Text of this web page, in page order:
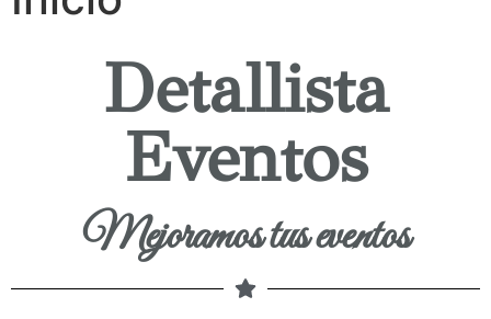
Detallista
Eventos
Mejoramos tus eventos